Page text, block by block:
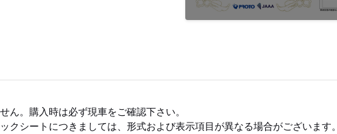
。購入時は必ず現車をご確認下さい。
シートにつきましては、形式および表示項目が異なる場合がございます。